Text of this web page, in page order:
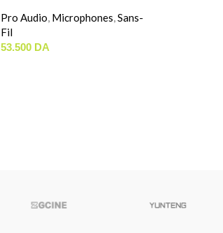
Pro Audio, Microphones,Sans-
Fil
53.500 DA